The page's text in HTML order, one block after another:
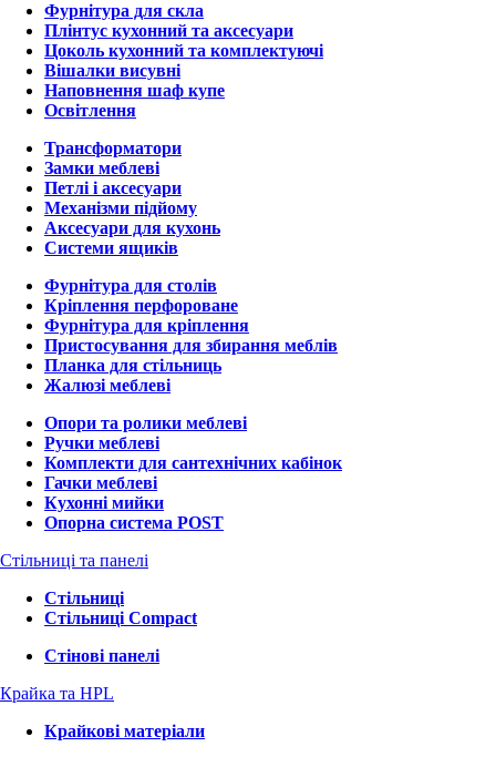
Фурнітура для скла
Плінтус кухонний та аксесуари
Цоколь кухонний та комплектуючі
Вішалки висувні
Наповнення шаф купе
Освітлення
Трансформатори
Замки меблеві
Петлі і аксесуари
Механізми підйому
Аксесуари для кухонь
Системи ящиків
Фурнітура для столів
Кріплення перфороване
Фурнітура для кріплення
Пристосування для збирання меблів
Планка для стільниць
Жалюзі меблеві
Опори та ролики меблеві
Ручки меблеві
Комплекти для сантехнічних кабінок
Гачки меблеві
Кухонні мийки
Опорна система POST
Стільниці та панелі
Стільниці
Стільниці Compact
Стінові панелі
Крайка та HPL
Крайкові матеріали